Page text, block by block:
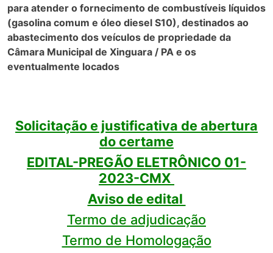
para atender o fornecimento de combustíveis líquidos
(gasolina comum e óleo diesel S10), destinados ao
abastecimento dos veículos de propriedade da
Câmara Municipal de Xinguara / PA e os
eventualmente locados
Solicitação e justificativa de abertura
do certame
EDITAL-PREGÃO ELETRÔNICO 01-
2023-CMX
Aviso de edital
Termo de adjudicação
Termo de Homologação